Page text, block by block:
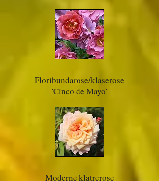
Floribundarose/klaserose
'Cinco de Mayo'
Moderne klatrerose